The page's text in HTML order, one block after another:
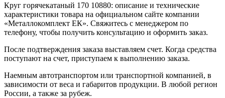
Круг горячекатаный 170 10880: описание и технические
характеристики товара на официальном сайте компании
«Металлокомплект ЕК». Свяжитесь с менеджером по
телефону, чтобы получить консультацию и оформить заказ.
После подтверждения заказа выставляем счет. Когда средства
поступают на счет, приступаем к выполнению заказа.
Наемным автотранспортом или транспортной компанией, в
зависимости от веса и габаритов продукции. В любой регион
России, а также за рубеж.